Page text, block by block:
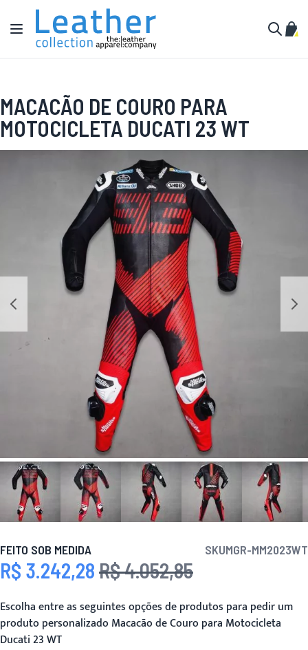
Pular para o conteúdo
Alternar Nav
MACACÃO DE COURO PARA
MOTOCICLETA DUCATI 23 WT
FEITO SOB MEDIDA SKUMGR-MM2023WT
Preço Especial
R$ 3.242,28 Preço
R$ 4.052,85
Escolha entre as seguintes opções de produtos para pedir um
produto personalizado Macacão de Couro para Motocicleta
Ducati 23 WT